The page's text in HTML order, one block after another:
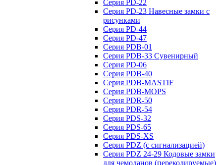
Серия PD-22
Серия PD-23 Навесные замки с
рисунками
Серия PD-44
Серия PD-47
Серия PDB-01
Серия PDB-33 Сувенирный
Серия PD-06
Серия PDB-40
Серия PDB-MASTIF
Серия PDB-MOPS
Серия PDR-50
Серия PDR-54
Серия PDS-32
Серия PDS-65
Серия PDS-XS
Серия PDZ (с сигнализацией)
Серия PDZ 24-29 Кодовые замки
для чемоданов (перекодируемые)